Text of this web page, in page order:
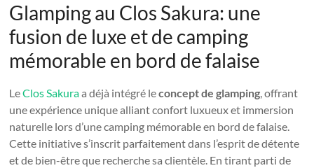
Glamping au Clos Sakura: une
fusion de luxe et de camping
mémorable en bord de falaise
LeClos Sakuraa déjà intégré leconcept de glamping, offrant
une expérience unique alliant confort luxueux et immersion
naturelle lors d’une camping mémorable en bord de falaise.
Cette initiative s’inscrit parfaitement dans l’esprit de détente
et de bien-être que recherche sa clientèle. En tirant parti de